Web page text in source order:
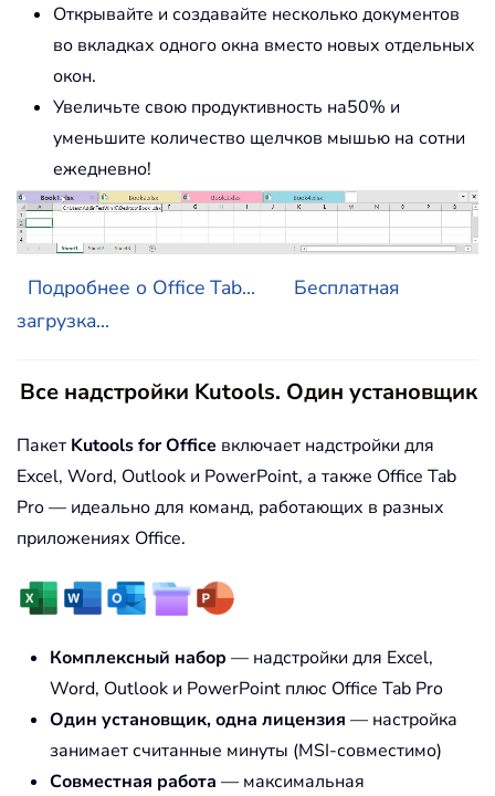
Открывайте и создавайте несколько документов
во вкладках одного окна вместо новых отдельных
окон.
Увеличьте свою продуктивность на50% и
уменьшите количество щелчков мышью на сотни
ежедневно!
Подробнее о Office Tab...
Бесплатная
загрузка...
Все надстройки Kutools. Один установщик
Пакет Kutools for Office включает надстройки для
Excel, Word, Outlook и PowerPoint, а также Office Tab
Pro — идеально для команд, работающих в разных
приложениях Office.
Комплексный набор — надстройки для Excel,
Word, Outlook и PowerPoint плюс Office Tab Pro
Один установщик, одна лицензия — настройка
занимает считанные минуты (MSI-совместимо)
Совместная работа — максимальная